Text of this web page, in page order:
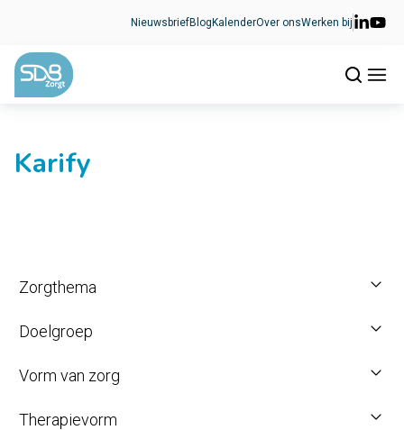
NieuwsbriefBlog KalenderOver onsWerken bij
Karify
Zorgthema
Doelgroep
Vorm van zorg
Therapievorm